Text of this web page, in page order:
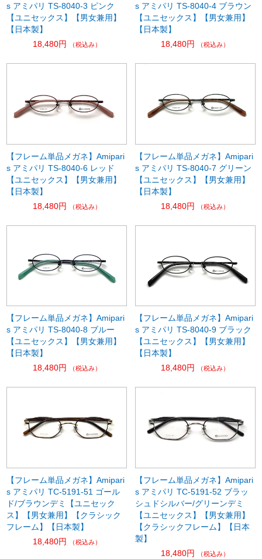
s アミパリ TS-8040-3 ピンク
【ユニセックス】【男女兼用】
【日本製】
18,480円
（税込み）
s アミパリ TS-8040-4 ブラウン
【ユニセックス】【男女兼用】
【日本製】
18,480円
（税込み）
【フレーム単品メガネ】Amipari
s アミパリ TS-8040-6 レッド
【ユニセックス】【男女兼用】
【日本製】
18,480円
（税込み）
【フレーム単品メガネ】Amipari
s アミパリ TS-8040-7 グリーン
【ユニセックス】【男女兼用】
【日本製】
18,480円
（税込み）
【フレーム単品メガネ】Amipari
s アミパリ TS-8040-8 ブルー
【ユニセックス】【男女兼用】
【日本製】
18,480円
（税込み）
【フレーム単品メガネ】Amipari
s アミパリ TS-8040-9 ブラック
【ユニセックス】【男女兼用】
【日本製】
18,480円
（税込み）
【フレーム単品メガネ】Amipari
s アミパリ TC-5191-51 ゴール
ド/ブラウンデミ【ユニセック
ス】【男女兼用】【クラシック
フレーム】【日本製】
18,480円
（税込み）
【フレーム単品メガネ】Amipari
s アミパリ TC-5191-52 ブラッ
シュドシルバー/グリーンデミ
【ユニセックス】【男女兼用】
【クラシックフレーム】【日本
製】
18,480円
（税込み）